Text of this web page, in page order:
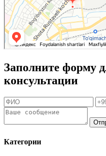
Заполните форму
консультации
Категории